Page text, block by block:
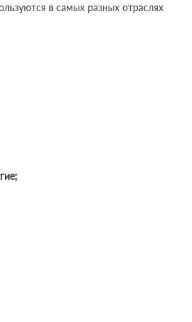
в самых разных отраслях